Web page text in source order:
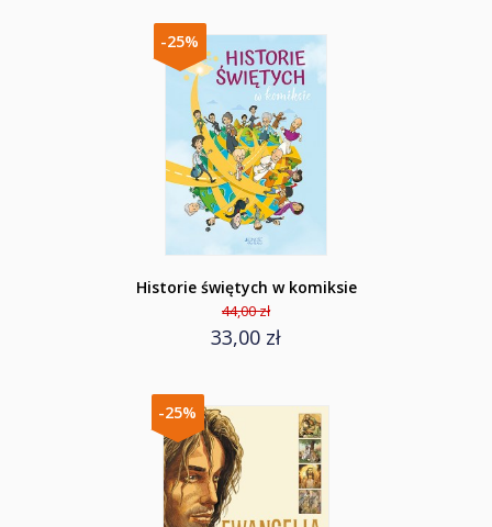
-25%
Historie świętych w komiksie
44,00 zł
33,00 zł
-25%